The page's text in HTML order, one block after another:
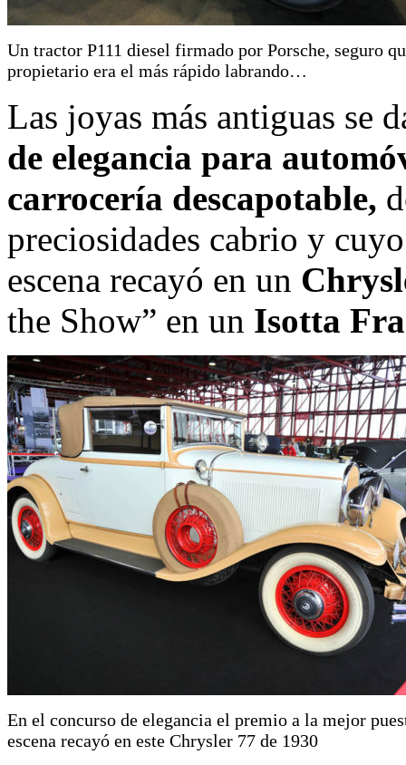
Un tractor P111 diesel firmado por Porsche, seguro
propietario era el más rápido labrando…
Las joyas más antiguas se
de elegancia para
carrocería descapotable,
preciosidades cabrio y
escena recayó en un
the Show” en un Isotta
En el concurso de elegancia el premio a la mejor
escena recayó en este Chrysler 77 de 1930